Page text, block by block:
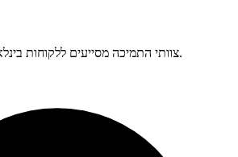
צוותי התמיכה מסייעים ללקוחות בינלאומיים ללא מחסומי שפה.